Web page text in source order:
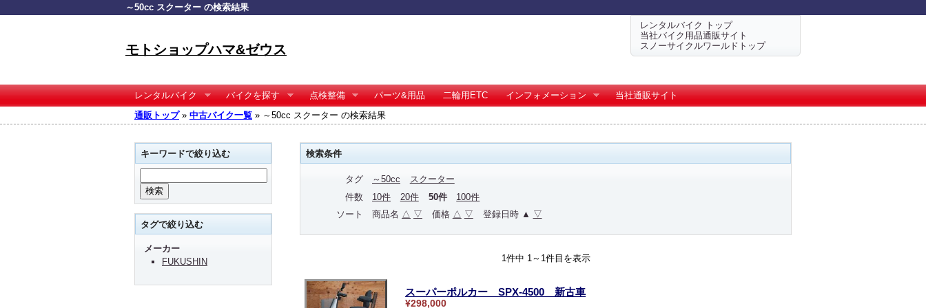
～50cc スクーター の検索結果
モトショップハマ&ゼウス
レンタルバイク トップ
当社バイク用品通販サイト
スノーサイクルワールドトップ
レンタルバイク バイクを探す 点検整備 パーツ&用品 二輪用ETC インフォメーション
当社通販サイト
通販トップ» 中古バイク一覧 » ～50cc スクーター の検索結果
検索条件
タグ ～50cc
スクーター
件数
10件 20件 50件
100件
ソート
商品名 △ ▽ 価格 △ ▽ 登録日時 ▲ ▽
1件中 1～1件目を表示
スーパーポルカー SPX-4500 新古車
¥298,000
キーワードで絞り込む
タグで絞り込む
メーカー
FUKUSHIN